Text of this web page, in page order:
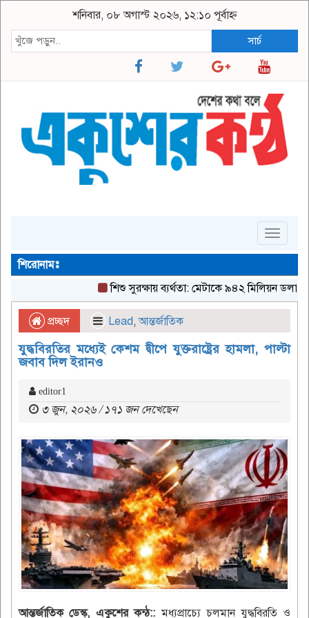
শনিবার, ০৮ অগাস্ট ২০২৬, ১২:১০ পূর্বাহ্ন
সার্চ
Toggle
শিরোনামঃ
শিশু সুরক্ষায় ব্যর্থতা: মেটাকে ৯৪২ মিলিয়ন ডলারের
প্রচ্ছদ Lead,আন্তর্জাতিক
যুদ্ধবিরতির মধ্যেই কেশম দ্বীপে যুক্তরাষ্ট্রের হামলা, পাল্টা
জবাব দিল ইরানও
editor1
৩ জুন, ২০২৬ / ১৭১ জন দেখেছেন
আন্তর্জাতিক ডেস্ক, একুশের কন্ঠ:: মধ্যপ্রাচ্যে চলমান যুদ্ধবিরতি ও